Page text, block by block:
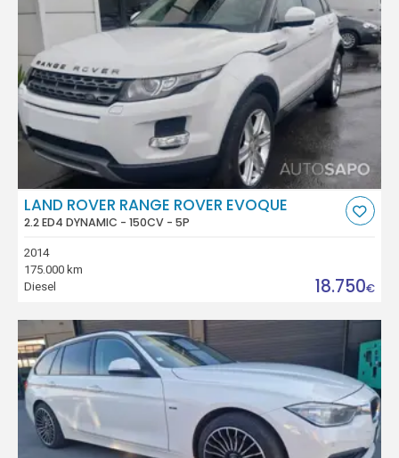
LAND ROVER RANGE ROVER EVOQUE
2.2 ED4 DYNAMIC - 150CV - 5P
2014
175.000 km
Diesel
18.750€